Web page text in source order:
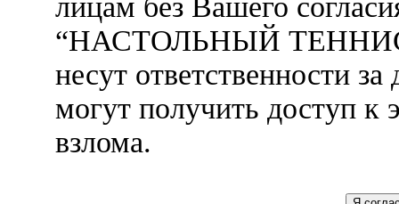
лицам без Вашего
“НАСТОЛЬНЫЙ ТЕННИС
несут ответственности
могут получить доступ к
взлома.